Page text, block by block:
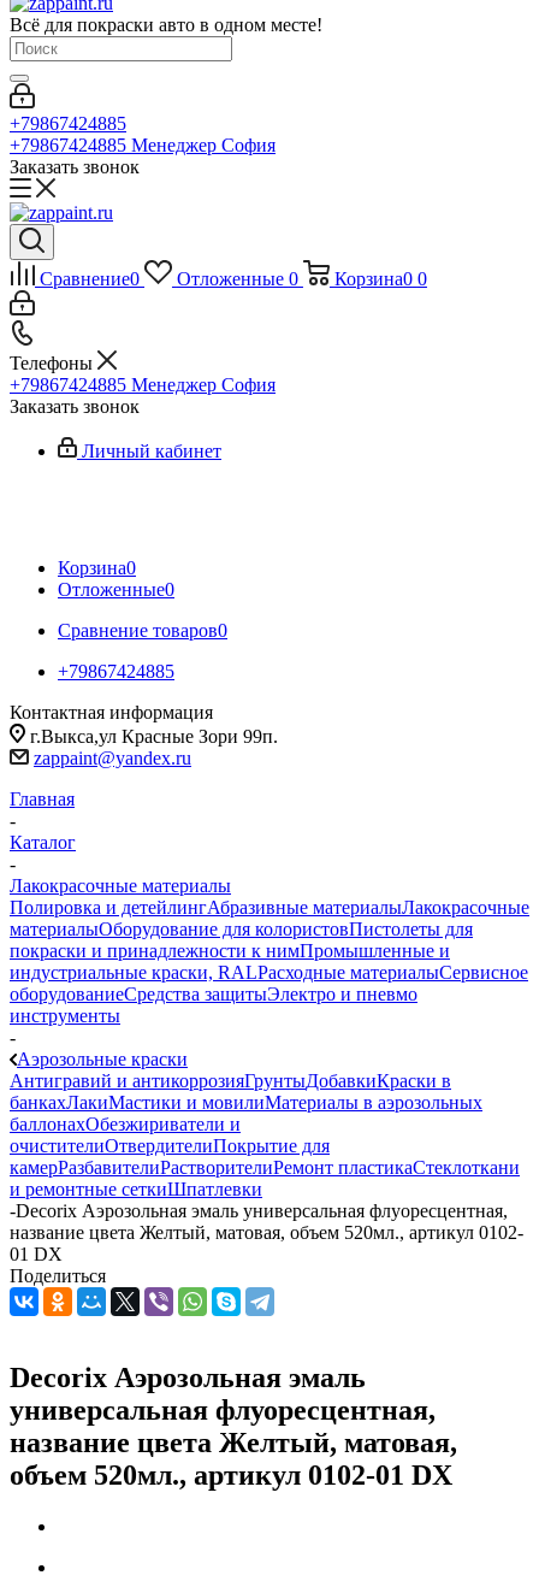
Всё для покраски авто в одном месте!
+79867424885
+79867424885 Менеджер София
Заказать звонок
Сравнение0 Отложенные 0 Корзина0 0
Телефоны
+79867424885 Менеджер София
Заказать звонок
Личный кабинет
Корзина0
Отложенные0
Сравнение товаров0
+79867424885
Контактная информация
г.Выкса,ул Красные Зори 99п.
zappaint@yandex.ru
Главная
-
Каталог
-
Лакокрасочные материалы
Полировка и детейлингАбразивные материалыЛакокрасочные
материалыОборудование для колористовПистолеты для
покраски и принадлежности к нимПромышленные и
индустриальные краски, RALРасходные материалыСервисное
оборудованиеСредства защитыЭлектро и пневмо
инструменты
-
Аэрозольные краски
Антигравий и антикоррозияГрунтыДобавкиКраски в
банкахЛакиМастики и мовилиМатериалы в аэрозольных
баллонахОбезжириватели и
очистителиОтвердителиПокрытие для
камерРазбавителиРастворителиРемонт пластикаСтеклоткани
и ремонтные сеткиШпатлевки
-Decorix Аэрозольная эмаль универсальная флуоресцентная,
название цвета Желтый, матовая, объем 520мл., артикул 0102-
01 DX
Поделиться
Decorix Аэрозольная эмаль
универсальная флуоресцентная,
название цвета Желтый, матовая,
объем 520мл., артикул 0102-01 DX